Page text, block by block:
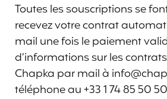
Toutes les souscriptions se
recevez votre contrat
mail une fois le paiement
d’informations sur les
Chapka par mail à
téléphone au +33 1 74 85 50